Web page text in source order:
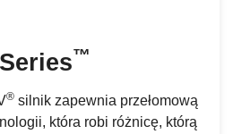
™
® silnik zapewnia przełomową
która robi różnicę, którą